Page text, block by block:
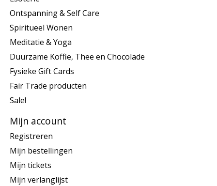
Ontspanning & Self Care
Spiritueel Wonen
Meditatie & Yoga
Duurzame Koffie, Thee en Chocolade
Fysieke Gift Cards
Fair Trade producten
Sale!
Mijn account
Registreren
Mijn bestellingen
Mijn tickets
Mijn verlanglijst